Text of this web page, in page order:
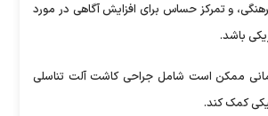
و تمرکز حساس برای افزایش آگاهی در مورد
باشد.
ممکن است شامل جراحی کاشت آلت تناسلی
کمک کند.